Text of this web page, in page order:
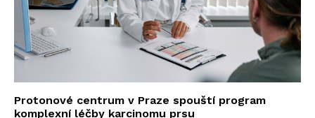
Protonové centrum v Praze spouští program
komplexní léčby karcinomu prsu